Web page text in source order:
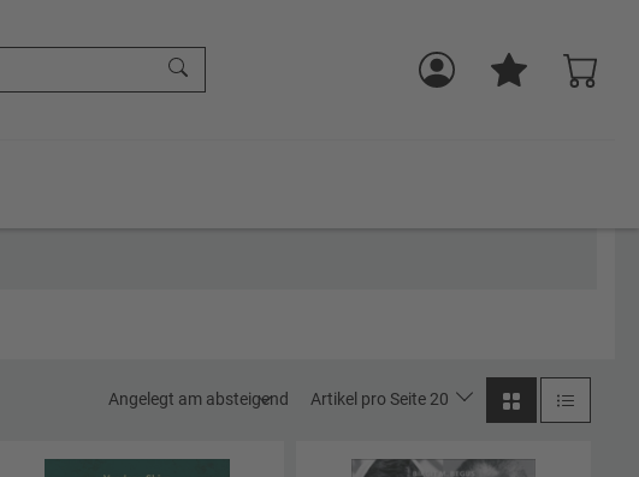
Angelegt am absteigend Artikel pro Seite 20